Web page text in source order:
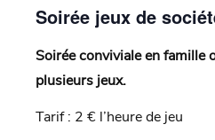
Soirée jeux de
Soirée conviviale en famille
plusieurs jeux.
Tarif : 2 € l’heure de jeu